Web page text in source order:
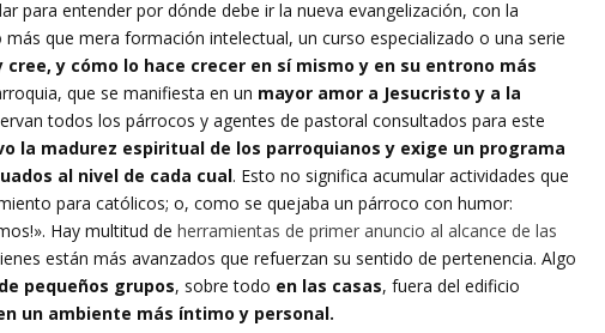
para entender por dónde debe ir la nueva evangelización, con la
que mera formación intelectual, un curso especializado o una serie
cree, y cómo lo hace crecer en sí mismo y en su entrono más
que se manifiesta en un mayor amor a Jesucristo y a la
todos los párrocos y agentes de pastoral consultados para este
la madurez espiritual de los parroquianos y exige un programa
al nivel de cada cual. Esto no significa acumular actividades que
para católicos; o, como se quejaba un párroco con humor:
Hay multitud deherramientas de primer anuncio al alcance de las
están más avanzados que refuerzan su sentido de pertenencia. Algo
pequeños grupos, sobre todo en las casas, fuera del edificio
un ambiente más íntimo y personal.